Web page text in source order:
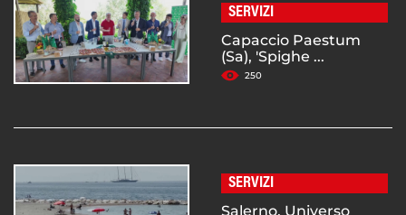
SERVIZI
Capaccio Paestum
(Sa), 'Spighe ...
250
SERVIZI
Salerno, Universo